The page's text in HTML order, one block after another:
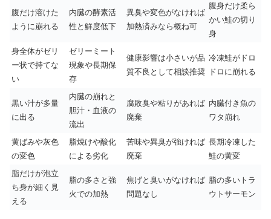
腹だけ溶けた
ように崩れる
内臓の酵素活
性と鮮度低下
異臭や変色がなければ
加熱済みなら概ね可
腹身だけ柔ら
かい鮭の切り
身
身全体がゼリ
ー状で持てな
い
ゼリーミート
現象や長期保
存
健康影響は小さいが品
質不良として相談推奨
冷凍鮭がドロ
ドロに崩れる
黒い汁が多量
に出る
内臓の崩れと
胆汁・血液の
流出
腐敗臭や粘りがあれば
廃棄
内臓付き魚の
ワタ崩れ
黄ばみや灰色
の変色
脂焼けや酸化
による劣化
苦味や異臭が強ければ
廃棄
長期冷凍した
鮭の黄変
脂だけが泡立
ち身が細く見
える
脂の多さと強
火での加熱
焦げと臭いがなければ
問題なし
脂の多いトラ
ウトサーモン